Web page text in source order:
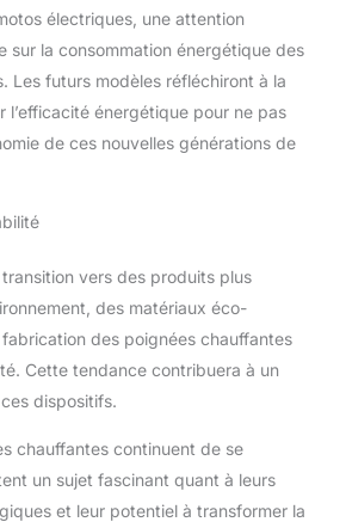
électriques, une attention
sur la consommation énergétique des
Les futurs modèles réfléchiront à la
l’efficacité énergétique pour ne pas
de ces nouvelles générations de
vers des produits plus
des matériaux éco-
des poignées chauffantes
Cette tendance contribuera à un
dispositifs.
chauffantes continuent de se
un sujet fascinant quant à leurs
et leur potentiel à transformer la